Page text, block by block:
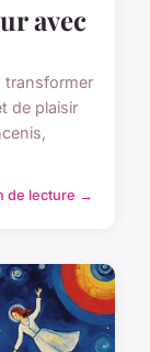
avec
transformer
de plaisir
de lecture →